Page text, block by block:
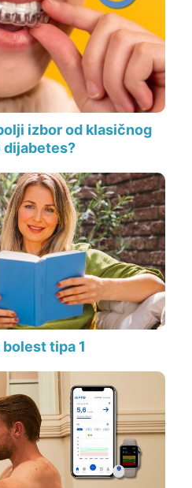
izbor od klasičnog
dijabetes?
tipa 1